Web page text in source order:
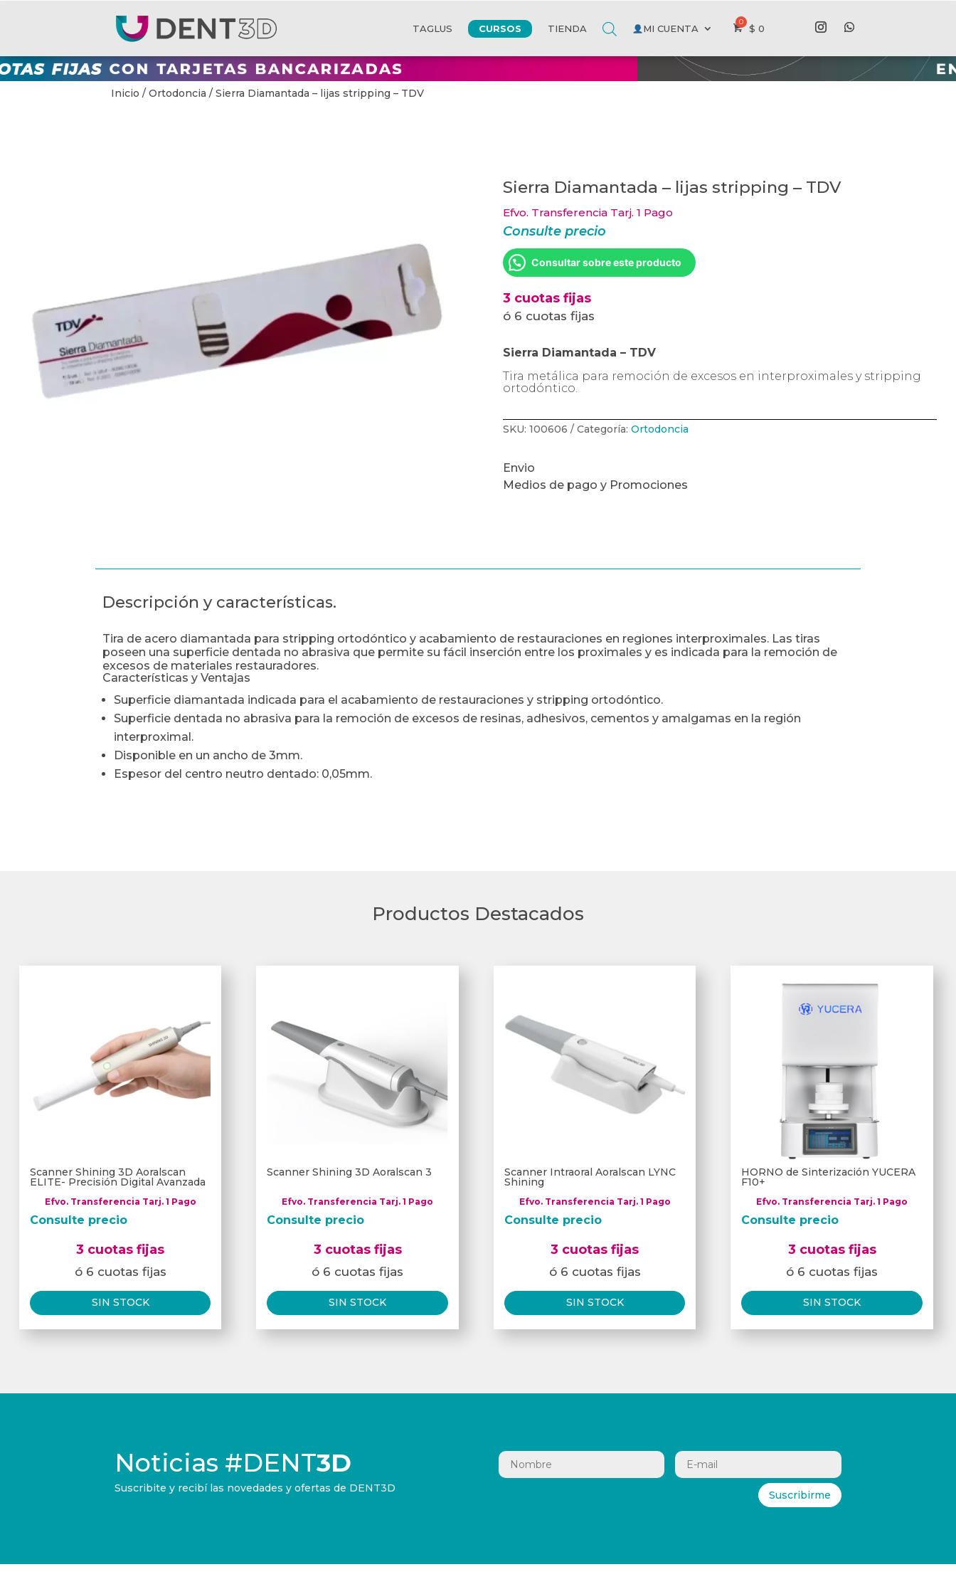
TAGLUS CURSOS TIENDA MI CUENTA $ 0
Inicio / Ortodoncia / Sierra Diamantada – lijas stripping – TDV
Sierra Diamantada – lijas stripping – TDV
Efvo. Transferencia Tarj. 1 Pago
Consulte precio
Consultar sobre este producto
3 cuotas fijas
ó 6 cuotas fijas
Sierra Diamantada – TDV
Tira metálica para remoción de excesos en interproximales y stripping
ortodóntico.
SKU:100606 Categoría:Ortodoncia
Envio
Medios de pago y Promociones
Descripción y características.
Tira de acero diamantada para stripping ortodóntico y acabamiento de restauraciones en regiones interproximales. Las tiras
poseen una superficie dentada no abrasiva que permite su fácil inserción entre los proximales y es indicada para la remoción de
excesos de materiales restauradores.
Características y Ventajas
Superficie diamantada indicada para el acabamiento de restauraciones y stripping ortodóntico.
Superficie dentada no abrasiva para la remoción de excesos de resinas, adhesivos, cementos y amalgamas en la región
interproximal.
Disponible en un ancho de 3mm.
Espesor del centro neutro dentado: 0,05mm.
Productos Destacados
Scanner Shining 3D Aoralscan
ELITE- Precisión Digital Avanzada
Efvo. Transferencia Tarj. 1 Pago
Consulte precio
3 cuotas fijas
ó 6 cuotas fijas
SIN STOCK
Scanner Shining 3D Aoralscan 3
Efvo. Transferencia Tarj. 1 Pago
Consulte precio
3 cuotas fijas
ó 6 cuotas fijas
SIN STOCK
Scanner Intraoral Aoralscan LYNC
Shining
Efvo. Transferencia Tarj. 1 Pago
Consulte precio
3 cuotas fijas
ó 6 cuotas fijas
SIN STOCK
HORNO de Sinterización YUCERA
F10+
Efvo. Transferencia Tarj. 1 Pago
Consulte precio
3 cuotas fijas
ó 6 cuotas fijas
SIN STOCK
Noticias #DENT3D
Suscribite y recibí las novedades y ofertas de DENT3D
Suscribirme